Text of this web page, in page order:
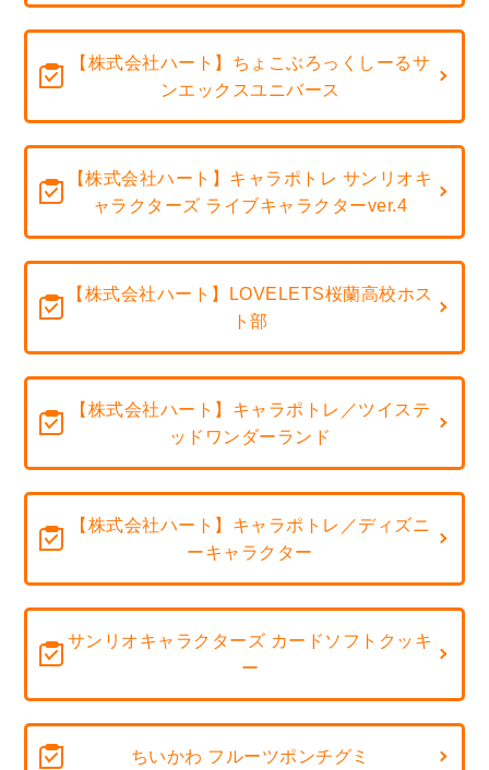
【株式会社ハート】ちょこぶろっくしーるサ
ンエックスユニバース
【株式会社ハート】キャラポトレ サンリオキ
ャラクターズ ライブキャラクターver.4
【株式会社ハート】LOVELETS桜蘭高校ホス
ト部
【株式会社ハート】キャラポトレ／ツイステ
ッドワンダーランド
【株式会社ハート】キャラポトレ／ディズニ
ーキャラクター
サンリオキャラクターズ カードソフトクッキ
ー
ちいかわ フルーツポンチグミ